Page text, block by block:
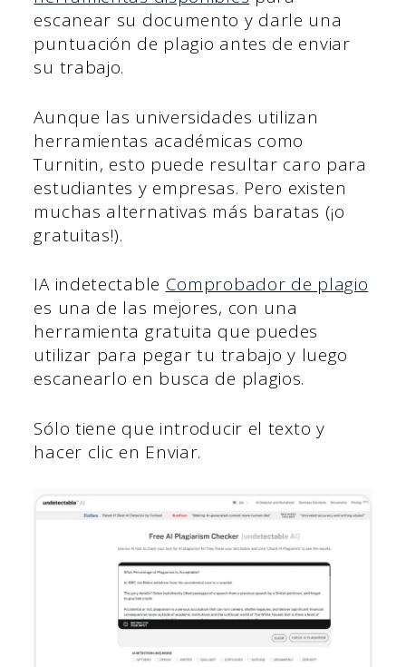
escanear su documento y darle una
puntuación de plagio antes de enviar
su trabajo.
Aunque las universidades utilizan
herramientas académicas como
Turnitin, esto puede resultar caro para
estudiantes y empresas. Pero existen
muchas alternativas más baratas (¡o
gratuitas!).
IA indetectable Comprobador de plagio
es una de las mejores, con una
herramienta gratuita que puedes
utilizar para pegar tu trabajo y luego
escanearlo en busca de plagios.
Sólo tiene que introducir el texto y
hacer clic en Enviar.